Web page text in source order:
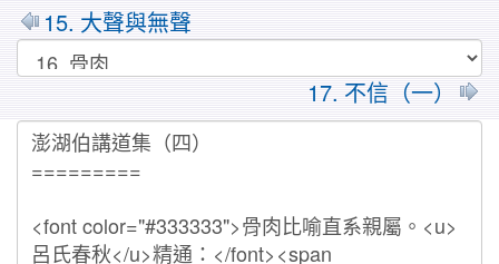
MarkDown
15. 大聲與無聲
17. 不信（一）